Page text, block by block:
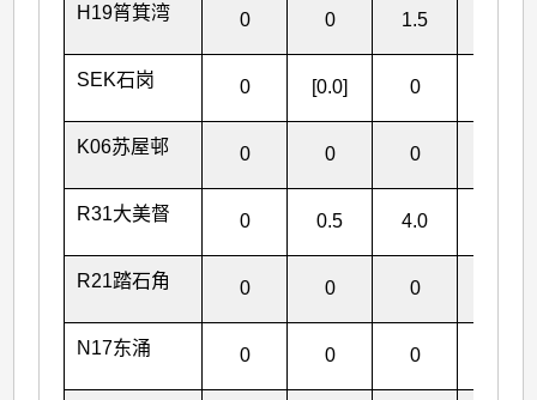
H19筲箕湾 0 0 1.5
SEK石岗 0 [0.0] 0
K06苏屋邨 0 0 0
R31大美督 0 0.5 4.0
R21踏石角 0 0 0
N17东涌 0 0 0